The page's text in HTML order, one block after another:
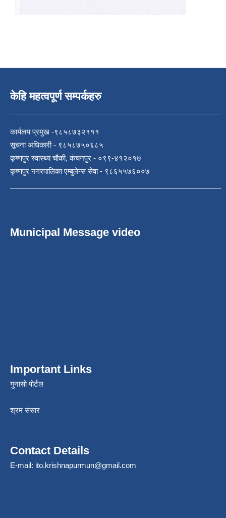
केहि महत्वपूर्ण सम्पर्कहरु
कार्यलय प्रमुख -९८५८७३२१११
सूचना अधिकारी - ९८५८७५०६८५
कृष्णपुर स्वास्थ्य चौकी, कंचनपुर - ०९९-४१२०१७
कृष्णपुर नगरपालिका एम्बुलेन्स सेवा - ९८६५५७६००७
Municipal Message video
Important Links
गुनासो पोर्टल
श्रम संसार
Contact Details
E-mail: ito.krishnapurmun@gmail.com